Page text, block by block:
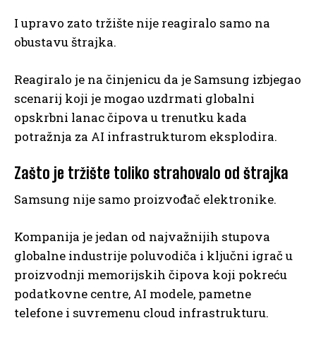
I upravo zato tržište nije reagiralo samo na
obustavu štrajka.
Reagiralo je na činjenicu da je Samsung izbjegao
scenarij koji je mogao uzdrmati globalni
opskrbni lanac čipova u trenutku kada
potražnja za AI infrastrukturom eksplodira.
Zašto je tržište toliko strahovalo od štrajka
Samsung nije samo proizvođač elektronike.
Kompanija je jedan od najvažnijih stupova
globalne industrije poluvodiča i ključni igrač u
proizvodnji memorijskih čipova koji pokreću
podatkovne centre, AI modele, pametne
telefone i suvremenu cloud infrastrukturu.